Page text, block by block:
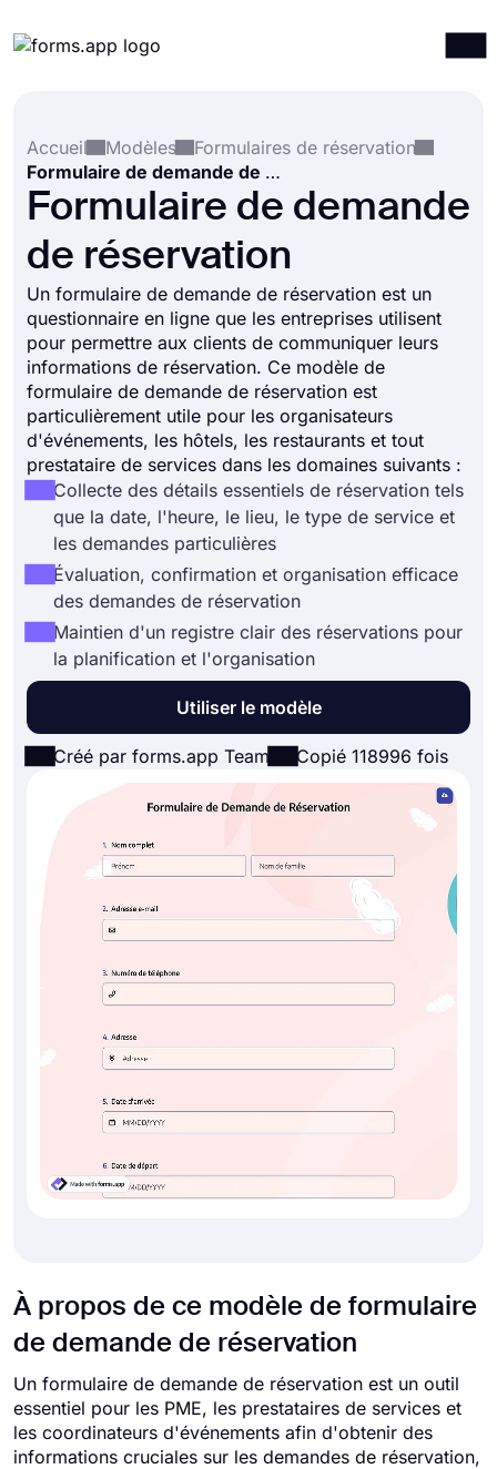
Intégrations
Modèles
Ressources
Accueil
Modèles
Formulaires de réservation
Formulaire de demande de réservation
Formulaire de demande
de réservation
Un formulaire de demande de réservation est un
questionnaire en ligne que les entreprises utilisent
pour permettre aux clients de communiquer leurs
informations de réservation. Ce modèle de
formulaire de demande de réservation est
particulièrement utile pour les organisateurs
d'événements, les hôtels, les restaurants et tout
prestataire de services dans les domaines suivants :
Collecte des détails essentiels de réservation tels
que la date, l'heure, le lieu, le type de service et
les demandes particulières
Évaluation, confirmation et organisation efficace
des demandes de réservation
Maintien d'un registre clair des réservations pour
la planification et l'organisation
Utiliser le modèle
Créé par forms.app Team Copié 118996 fois
À propos de ce modèle de formulaire
de demande de réservation
Un formulaire de demande de réservation est un outil
essentiel pour les PME, les prestataires de services et
les coordinateurs d'événements afin d'obtenir des
informations cruciales sur les demandes de réservation,